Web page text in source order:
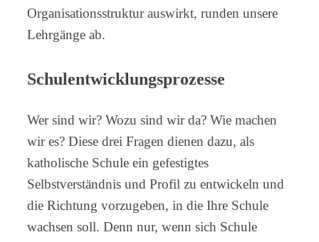
Organisationsstruktur auswirkt, runden unsere
Lehrgänge ab.
Schulentwicklungsprozesse
Wer sind wir? Wozu sind wir da? Wie machen
wir es? Diese drei Fragen dienen dazu, als
katholische Schule ein gefestigtes
Selbstverständnis und Profil zu entwickeln und
die Richtung vorzugeben, in die Ihre Schule
wachsen soll. Denn nur, wenn sich Schule